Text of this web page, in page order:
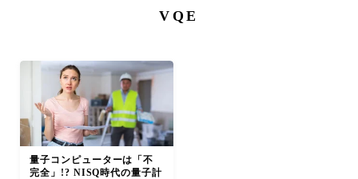
アジャイル
テクノロジー
BlueMeme
VQE
量子コンピューターは「不
完全」!? NISQ時代の量子計